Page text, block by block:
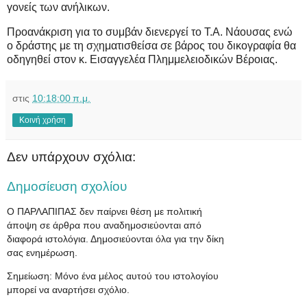
γονείς των ανήλικων.
Προανάκριση για το συμβάν διενεργεί το Τ.Α. Νάουσας ενώ
ο δράστης με τη σχηματισθείσα σε βάρος του δικογραφία θα
οδηγηθεί στον κ. Εισαγγελέα Πλημμελειοδικών Βέροιας.
στις 10:18:00 π.μ.
Κοινή χρήση
Δεν υπάρχουν σχόλια:
Δημοσίευση σχολίου
Ο ΠΑΡΛΑΠΙΠΑΣ δεν παίρνει θέση με πολιτική
άποψη σε άρθρα που αναδημοσιεύονται από
διαφορά ιστολόγια. Δημοσιεύονται όλα για την δίκη
σας ενημέρωση.
Σημείωση: Μόνο ένα μέλος αυτού του ιστολογίου
μπορεί να αναρτήσει σχόλιο.